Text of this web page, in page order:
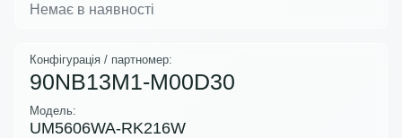
Немає в наявності
Конфігурація / партномер:
90NB13M1-M00D30
Модель:
UM5606WA-RK216W